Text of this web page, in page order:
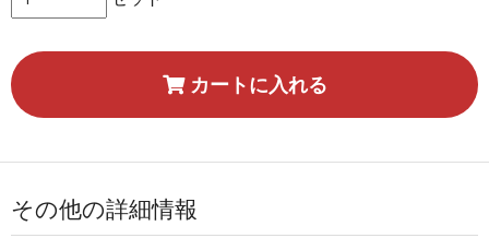
カートに入れる
その他の詳細情報